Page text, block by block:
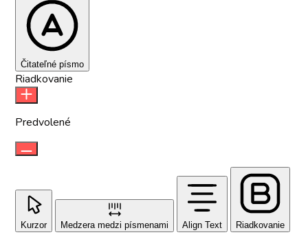
Čitateľné písmo
Riadkovanie
Predvolené
Kurzor Medzera medzi písmenami Align Text Riadkovanie